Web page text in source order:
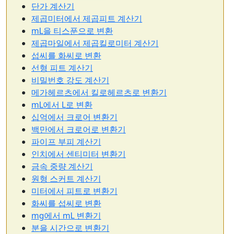
단가 계산기
제곱미터에서 제곱피트 계산기
mL을 티스푼으로 변환
제곱마일에서 제곱킬로미터 계산기
섭씨를 화씨로 변환
선형 피트 계산기
비밀번호 강도 계산기
메가헤르츠에서 킬로헤르츠로 변환기
mL에서 L로 변환
십억에서 크로어 변환기
백만에서 크로어로 변환기
파이프 부피 계산기
인치에서 센티미터 변환기
금속 중량 계산기
원형 스커트 계산기
미터에서 피트로 변환기
화씨를 섭씨로 변환
mg에서 mL 변환기
분을 시간으로 변환기